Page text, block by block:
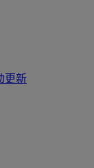
更新